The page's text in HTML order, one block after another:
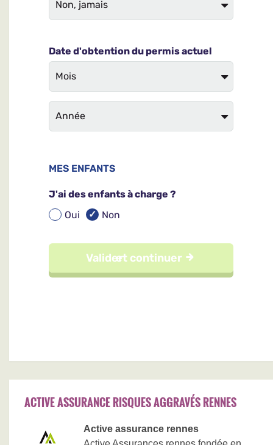
ACTIVE ASSURANCE RISQUES AGGRAVÉS RENNES
Active assurance rennes